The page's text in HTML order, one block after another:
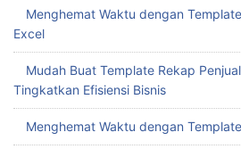
Menghemat Waktu dengan
Excel
Mudah Buat Template Rekap
Tingkatkan Efisiensi Bisnis
Menghemat Waktu dengan